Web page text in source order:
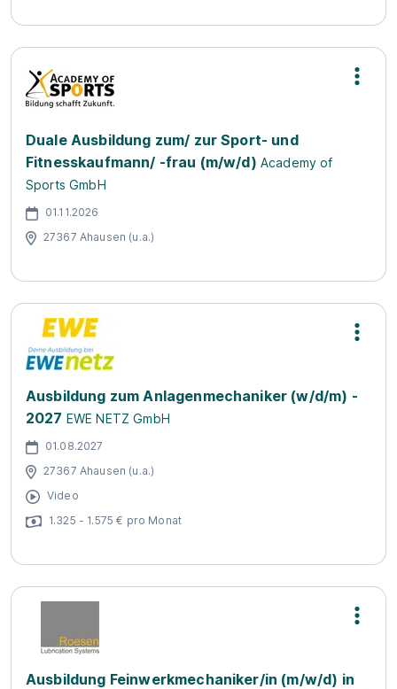
Duale Ausbildung zum/ zur Sport- und
Fitnesskaufmann/ -frau (m/w/d) Academy of
Sports GmbH
01.11.2026
27367 Ahausen (u.a.)
Ausbildung zum Anlagenmechaniker (w/d/m) -
2027 EWE NETZ GmbH
01.08.2027
27367 Ahausen (u.a.)
Video
1.325 - 1.575 € pro Monat
Ausbildung Feinwerkmechaniker/in (m/w/d) in